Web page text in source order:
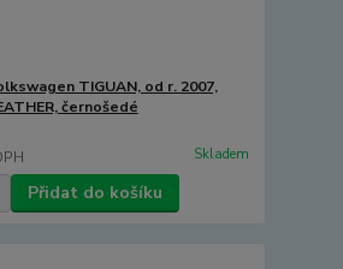
TIGUAN, od r. 2007,
černošedé
Skladem
Přidat do košíku